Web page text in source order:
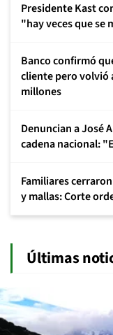
Presidente Kast
"hay veces que
Banco confirmó
cliente pero volvió
millones
Denuncian a José
cadena nacional:
Familiares
y mallas: Corte
Últimas